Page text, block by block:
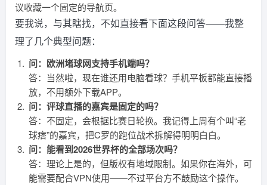
议收藏一个固定的导航页。
要我说，与其瞎找，不如直接看下面这段问答——我整
理了几个典型问题：
问：欧洲堵球网支持手机端吗？
答：当然啦，现在谁还用电脑看球？手机平板都能直接播
放，不用额外下载APP。
问：评球直播的嘉宾是固定的吗？
答：不固定，会根据比赛日轮换。我记得上周有个叫“老
球痞”的嘉宾，把C罗的跑位战术拆解得明明白白。
问：能看到2026世界杯的全部场次吗？
答：理论上是的，但版权有地域限制。如果你在海外，可
能需要配合VPN使用——不过平台方不鼓励这个操作。